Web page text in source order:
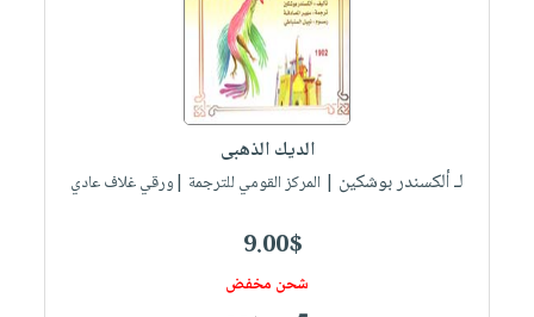
الديك الذهبى
لـ ألكسندر بوشكين | المركز القومي للترجمة |ورقي غلاف عادي
9.00$
شحن مخفض